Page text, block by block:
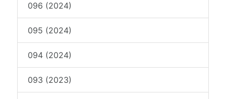
096 (2024)
095 (2024)
094 (2024)
093 (2023)